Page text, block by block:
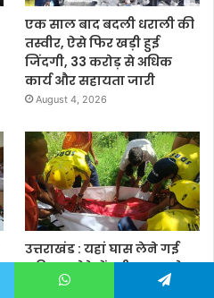
एक साल बाद बदली धराली की
तस्वीर, ऐसे फिर खड़ी हुई
जिंदगी, 33 करोड़ से अधिक
कार्य और सहायता जारी
August 4, 2026
उत्तराखंड : यहां घास लेने गई
महिला गदेरे में बही, SDRF ने
चलाया सर्च अभियान, ऐसे हुआ